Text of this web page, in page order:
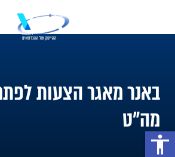
באנר מאגר הצעות
מה"ט
accessibility